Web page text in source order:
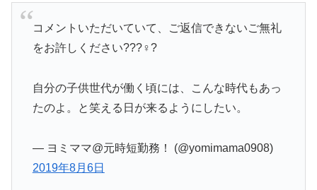
コメントいただいていて、ご返信できないご無礼
をお許しください???♀?
自分の子供世代が働く頃には、こんな時代もあっ
たのよ。と笑える日が来るようにしたい。
— ヨミママ@元時短勤務！ (@yomimama0908)
2019年8月6日